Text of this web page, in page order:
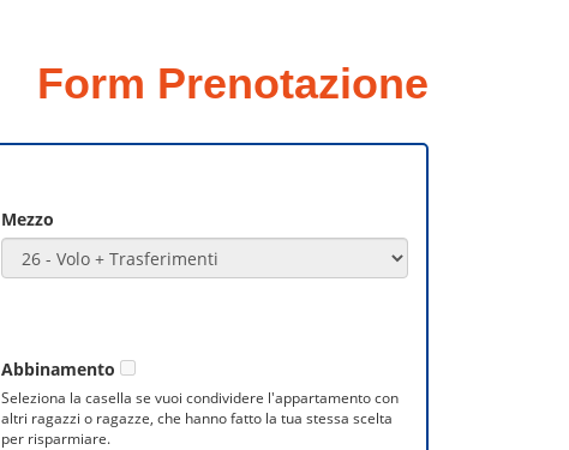
Form Prenotazione
Mezzo
Abbinamento
Seleziona la casella se vuoi condividere l'appartamento con
altri ragazzi o ragazze, che hanno fatto la tua stessa scelta
per risparmiare.